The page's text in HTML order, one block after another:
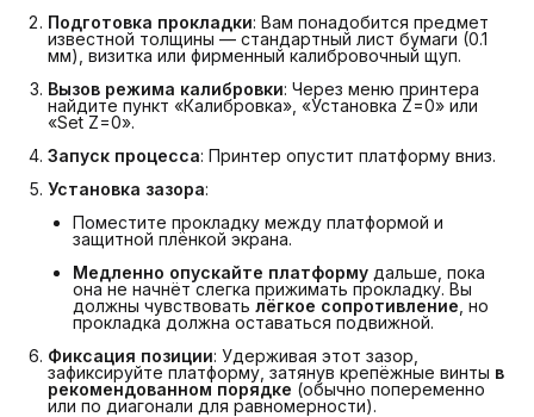
Подготовка прокладки: Вам понадобится предмет
известной толщины — стандартный лист бумаги (0.1
мм), визитка или фирменный калибровочный щуп.
Вызов режима калибровки: Через меню принтера
найдите пункт «Калибровка», «Установка Z=0» или
«Set Z=0».
Запуск процесса: Принтер опустит платформу вниз.
Установка зазора:
Поместите прокладку между платформой и
защитной плёнкой экрана.
Медленно опускайте платформу дальше, пока
она не начнёт слегка прижимать прокладку. Вы
должны чувствовать лёгкое сопротивление , но
прокладка должна оставаться подвижной.
Фиксация позиции: Удерживая этот зазор,
зафиксируйте платформу, затянув крепёжные винты в
рекомендованном порядке (обычно попеременно
или по диагонали для равномерности).